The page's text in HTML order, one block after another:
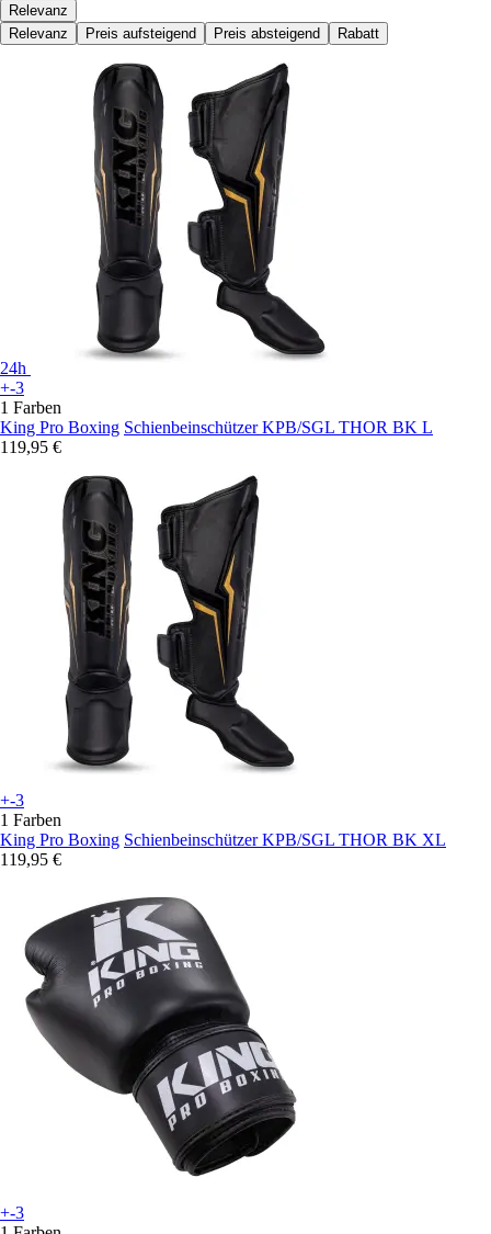
Relevanz
Relevanz
Preis aufsteigend Preis absteigend Rabatt
24h
+-3
1 Farben
King Pro Boxing Schienbeinschützer KPB/SGL THOR BK L
119,95 €
+-3
1 Farben
King Pro Boxing Schienbeinschützer KPB/SGL THOR BK XL
119,95 €
+-3